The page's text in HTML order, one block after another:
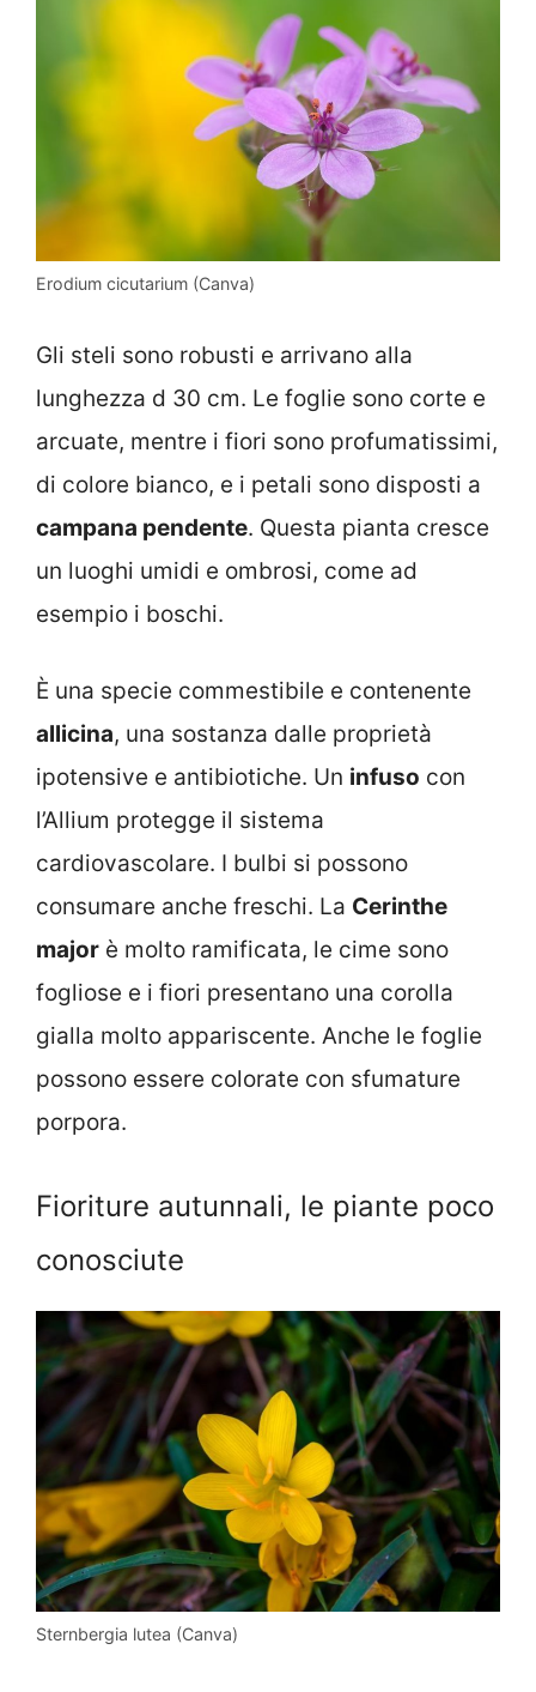
Erodium cicutarium (Canva)
Gli steli sono robusti e arrivano alla
lunghezza d 30 cm. Le foglie sono corte e
arcuate, mentre i fiori sono profumatissimi,
di colore bianco, e i petali sono disposti a
campana pendente. Questa pianta cresce
un luoghi umidi e ombrosi, come ad
esempio i boschi.
È una specie commestibile e contenente
allicina, una sostanza dalle proprietà
ipotensive e antibiotiche. Un infuso con
l’Allium protegge il sistema
cardiovascolare. I bulbi si possono
consumare anche freschi. La Cerinthe
major è molto ramificata, le cime sono
fogliose e i fiori presentano una corolla
gialla molto appariscente. Anche le foglie
possono essere colorate con sfumature
porpora.
Fioriture autunnali, le piante poco
conosciute
Sternbergia lutea (Canva)